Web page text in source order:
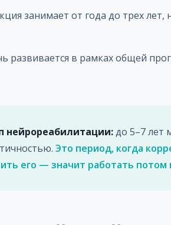
занимает от года до трех
развивается в рамках общей
нейрореабилитации:до 5–7 лет
Это период, когда
его — значит работать